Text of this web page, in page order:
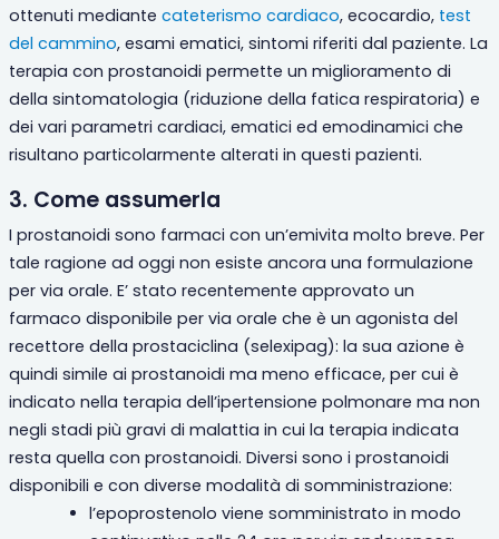
ottenuti mediante cateterismo cardiaco, ecocardio, test
del cammino, esami ematici, sintomi riferiti dal paziente. La
terapia con prostanoidi permette un miglioramento di
della sintomatologia (riduzione della fatica respiratoria) e
dei vari parametri cardiaci, ematici ed emodinamici che
risultano particolarmente alterati in questi pazienti.
3. Come assumerla
I prostanoidi sono farmaci con un’emivita molto breve. Per
tale ragione ad oggi non esiste ancora una formulazione
per via orale. E’ stato recentemente approvato un
farmaco disponibile per via orale che è un agonista del
recettore della prostaciclina (selexipag): la sua azione è
quindi simile ai prostanoidi ma meno efficace, per cui è
indicato nella terapia dell’ipertensione polmonare ma non
negli stadi più gravi di malattia in cui la terapia indicata
resta quella con prostanoidi. Diversi sono i prostanoidi
disponibili e con diverse modalità di somministrazione:
l’epoprostenolo viene somministrato in modo